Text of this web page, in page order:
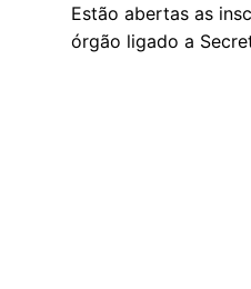
Estão abertas as
órgão ligado a